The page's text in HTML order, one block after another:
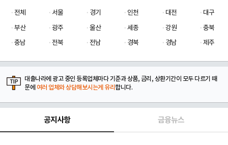
전체 서울 경기 인천 대전
대구
부산
광주 울산 세종 강원
충북
충남
전북 전남 경북 경남 제주
대출나라에 광고 중인 등록업체마다 기준과 상품, 금리, 상환기간이 모두 다르기 때
문에 여러 업체와 상담해보시는게 유리합니다.
공지사항 금융뉴스